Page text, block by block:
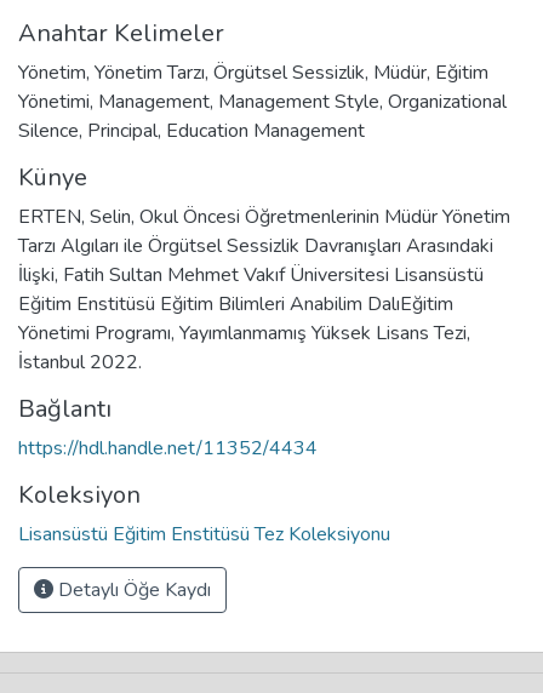
Anahtar Kelimeler
Yönetim, Yönetim Tarzı, Örgütsel Sessizlik, Müdür, Eğitim
Yönetimi, Management, Management Style, Organizational
Silence, Principal, Education Management
Künye
ERTEN, Selin, Okul Öncesi Öğretmenlerinin Müdür Yönetim
Tarzı Algıları ile Örgütsel Sessizlik Davranışları Arasındaki
İlişki, Fatih Sultan Mehmet Vakıf Üniversitesi Lisansüstü
Eğitim Enstitüsü Eğitim Bilimleri Anabilim DalıEğitim
Yönetimi Programı, Yayımlanmamış Yüksek Lisans Tezi,
İstanbul 2022.
Bağlantı
https://hdl.handle.net/11352/4434
Koleksiyon
Lisansüstü Eğitim Enstitüsü Tez Koleksiyonu
Detaylı Öğe Kaydı